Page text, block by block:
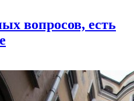
вопросов, есть